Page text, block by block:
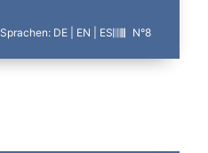
Sprachen: DE | EN | ES N°8